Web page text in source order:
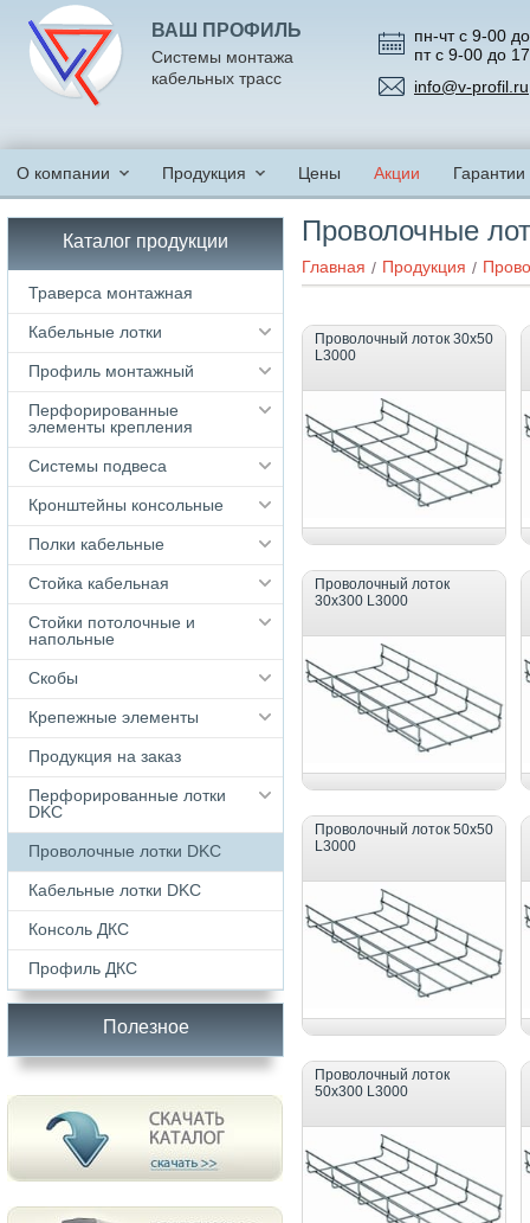
ВАШ ПРОФИЛЬ
Системы монтажа
кабельных трасс
пн-чт с 9-00
пт с 9-00 до
info@v-profil.ru
О компании Продукция Цены Акции Гарантии
Проволочные
Главная Продукция
Проволочный лоток 30х50
L3000
Проволочный лоток
30х300 L3000
Проволочный лоток 50х50
L3000
Проволочный лоток
50х300 L3000
Каталог продукции
Траверса монтажная
Кабельные лотки
Профиль монтажный
Перфорированные
элементы крепления
Системы подвеса
Кронштейны консольные
Полки кабельные
Стойка кабельная
Стойки потолочные и
напольные
Скобы
Крепежные элементы
Продукция на заказ
Перфорированные лотки
DKC
Проволочные лотки DKC
Кабельные лотки DKС
Консоль ДКС
Профиль ДКС
Полезное